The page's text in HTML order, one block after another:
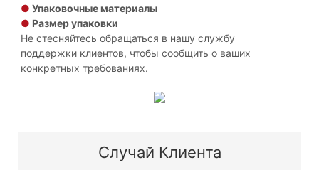
●Упаковочные материалы
● Размер упаковки
Не стесняйтесь обращаться в нашу службу
поддержки клиентов, чтобы сообщить о ваших
конкретных требованиях.
Случай Клиента